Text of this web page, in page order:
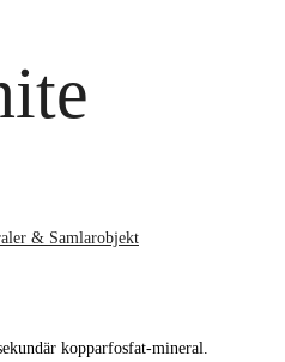
& Samlarobjekt
kopparfosfat-mineral.